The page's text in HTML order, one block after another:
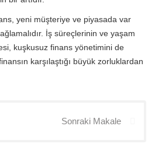
yeni müşteriye ve piyasada var
İş süreçlerinin ve yaşam
kuşkusuz finans yönetimini de
karşılaştığı büyük zorluklardan
Sonraki Makale